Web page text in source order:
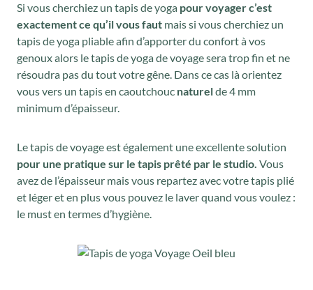
0
€
.
Si vous cherchiez un tapis de yoga pour voyager c’est
exactement ce qu’il vous faut mais si vous cherchiez un
tapis de yoga pliable afin d’apporter du confort à vos
genoux alors le tapis de yoga de voyage sera trop fin et ne
résoudra pas du tout votre gêne. Dans ce cas là orientez
vous vers un tapis en caoutchouc naturelde 4 mm
minimum d’épaisseur.
Le tapis de voyage est également une excellente solution
pour une pratique sur le tapis prêté par le studio. Vous
avez de l’épaisseur mais vous repartez avec votre tapis plié
et léger et en plus vous pouvez le laver quand vous voulez :
le must en termes d’hygiène.